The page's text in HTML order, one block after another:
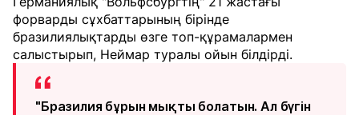
форварды сұхбаттарының бірінде
бразилиялықтарды өзге топ-құрамалармен
салыстырып, Неймар туралы ойын білдірді.
"Бразилия бұрын мықты болатын. Ал бүгін